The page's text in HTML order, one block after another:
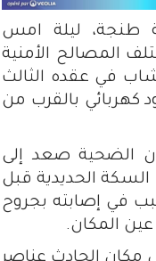
طنجة، ليلة امس
المصالح الأمنية
في عقده الثالث
بالقرب من
الضحية صعد إلى
السكة الحديدية قبل
في إصابته بجروح
المكان.